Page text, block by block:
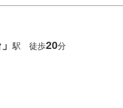
」駅 徒歩20分